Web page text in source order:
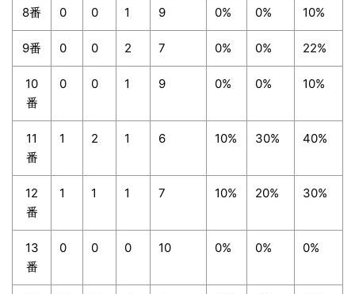
8番 0 0 1 9 0% 0% 10%
9番 0 0 2 7 0% 0% 22%
10
番
0 0 1 9 0% 0% 10%
11
番
1 2 1 6 10% 30% 40%
12
番
1 1 1 7 10% 20% 30%
13
番
0 0 0 10 0% 0% 0%